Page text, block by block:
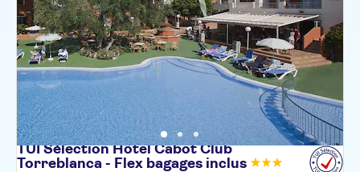
TUI Sélection Hôtel Cabot Club
Torreblanca - Flex bagages inclus